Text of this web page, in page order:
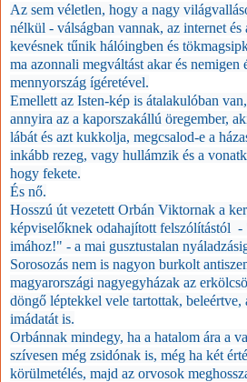
Az sem véletlen, hogy a nagy
nélkül - válságban vannak, az internet
kevésnek tűnik hálóingben és
ma azonnali megváltást akar és nemigen
mennyország ígéretével.
Emellett az Isten-kép is átalakulóban
annyira az a kaporszakállú öregember,
lábát és azt kukkolja, megcsalod-e a
inkább rezeg, vagy hullámzik és a
hogy fekete.
És nő.
Hosszú út vezetett Orbán Viktornak a
képviselőknek odahajított felszólítástól -
imához!" - a mai gusztustalan
Sorosozás nem is nagyon burkolt
magyarországi nagyegyházak az
döngő léptekkel vele tartottak,
imádatát is.
Orbánnak mindegy, ha a hatalom ára a
szívesen még zsidónak is, még ha két
körülmetélés, majd az orvosok